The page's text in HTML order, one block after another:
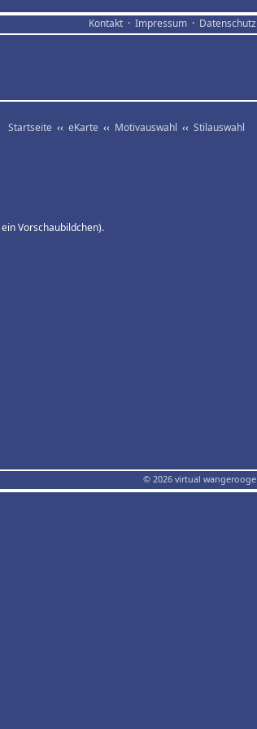
Kontakt · Impressum · Datenschutz
Startseite ‹‹ eKarte ‹‹ Motivauswahl ‹‹ Stilauswahl
Vorschaubildchen).
© 2026 virtual wangerooge